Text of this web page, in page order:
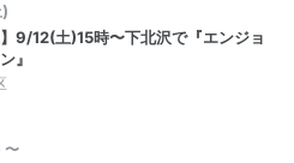
】9/12(土)15時〜下北沢で『エンジョ
』
〜